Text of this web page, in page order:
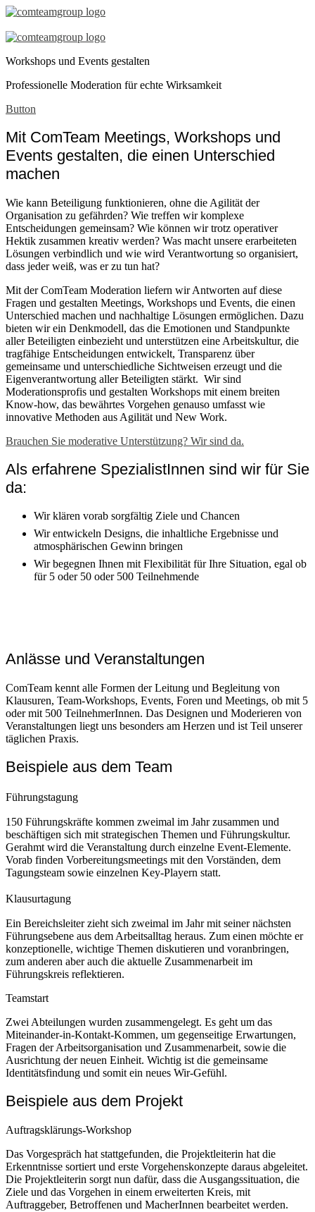
Workshops
und
Events
Workshops und Events gestalten
Professionelle Moderation für echte Wirksamkeit
Button
Mit ComTeam Meetings, Workshops und
Events gestalten, die einen Unterschied
machen
Wie kann Beteiligung funktionieren, ohne die Agilität der
Organisation zu gefährden? Wie treffen wir komplexe
Entscheidungen gemeinsam? Wie können wir trotz operativer
Hektik zusammen kreativ werden? Was macht unsere erarbeiteten
Lösungen verbindlich und wie wird Verantwortung so organisiert,
dass jeder weiß, was er zu tun hat?
Mit der ComTeam Moderation liefern wir Antworten auf diese
Fragen und gestalten Meetings, Workshops und Events, die einen
Unterschied machen und nachhaltige Lösungen ermöglichen. Dazu
bieten wir ein Denkmodell, das die Emotionen und Standpunkte
aller Beteiligten einbezieht und unterstützen eine Arbeitskultur, die
tragfähige Entscheidungen entwickelt, Transparenz über
gemeinsame und unterschiedliche Sichtweisen erzeugt und die
Eigenverantwortung aller Beteiligten stärkt. Wir sind
Moderationsprofis und gestalten Workshops mit einem breiten
Know-how, das bewährtes Vorgehen genauso umfasst wie
innovative Methoden aus Agilität und New Work.
Brauchen Sie moderative Unterstützung? Wir sind da.
Als erfahrene SpezialistInnen sind wir für Sie
da:
Wir klären vorab sorgfältig Ziele und Chancen
Wir entwickeln Designs, die inhaltliche Ergebnisse und
atmosphärischen Gewinn bringen
Wir begegnen Ihnen mit Flexibilität für Ihre Situation, egal ob
für 5 oder 50 oder 500 Teilnehmende
Anlässe und Veranstaltungen
ComTeam kennt alle Formen der Leitung und Begleitung von
Klausuren, Team-Workshops, Events, Foren und Meetings, ob mit 5
oder mit 500 TeilnehmerInnen. Das Designen und Moderieren von
Veranstaltungen liegt uns besonders am Herzen und ist Teil unserer
täglichen Praxis.
Beispiele aus dem Team
Führungstagung
150 Führungskräfte kommen zweimal im Jahr zusammen und
beschäftigen sich mit strategischen Themen und Führungskultur.
Gerahmt wird die Veranstaltung durch einzelne Event-Elemente.
Vorab finden Vorbereitungsmeetings mit den Vorständen, dem
Tagungsteam sowie einzelnen Key-Playern statt.
Klausurtagung
Ein Bereichsleiter zieht sich zweimal im Jahr mit seiner nächsten
Führungsebene aus dem Arbeitsalltag heraus. Zum einen möchte er
konzeptionelle, wichtige Themen diskutieren und voranbringen,
zum anderen aber auch die aktuelle Zusammenarbeit im
Führungskreis reflektieren.
Teamstart
Zwei Abteilungen wurden zusammengelegt. Es geht um das
Miteinander-in-Kontakt-Kommen, um gegenseitige Erwartungen,
Fragen der Arbeitsorganisation und Zusammenarbeit, sowie die
Ausrichtung der neuen Einheit. Wichtig ist die gemeinsame
Identitätsfindung und somit ein neues Wir-Gefühl.
Beispiele aus dem Projekt
Auftragsklärungs-Workshop
Das Vorgespräch hat stattgefunden, die Projektleiterin hat die
Erkenntnisse sortiert und erste Vorgehenskonzepte daraus abgeleitet.
Die Projektleiterin sorgt nun dafür, dass die Ausgangssituation, die
Ziele und das Vorgehen in einem erweiterten Kreis, mit
Auftraggeber, Betroffenen und MacherInnen bearbeitet werden.